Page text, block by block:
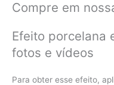
Compre em
Efeito porcelana
fotos e vídeos
Para obter esse efeito,